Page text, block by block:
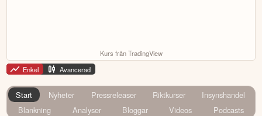
Kurs från TradingView
Enkel
Avancerad
Start Nyheter Pressreleaser Riktkurser
Insynshandel
Blankning
Analyser Bloggar Videos Podcasts